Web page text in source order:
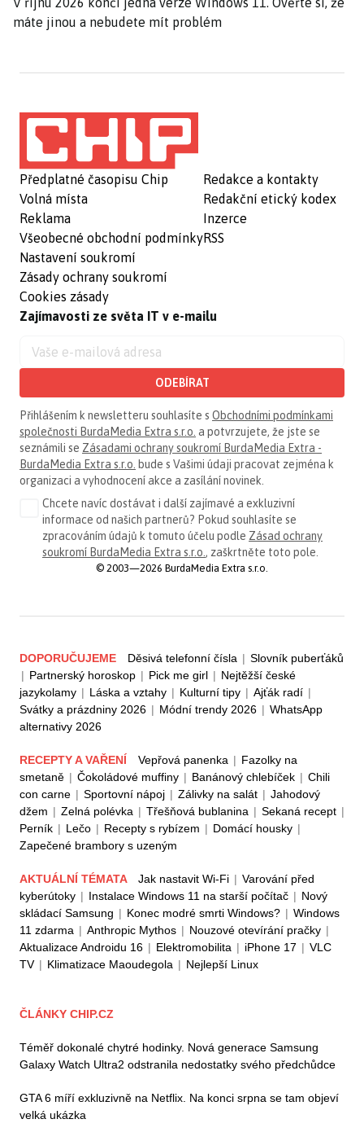
máte jinou a nebudete mít problém
Předplatné časopisu Chip
Volná místa
Reklama
Všeobecné obchodní podmínky
Nastavení soukromí
Zásady ochrany soukromí
Cookies zásady
Redakce a kontakty
Redakční etický kodex
Inzerce
RSS
Zajímavosti ze světa IT v e-mailu
ODEBÍRAT
Přihlášením k newsletteru souhlasíte s Obchodními podmínkami
společnosti BurdaMedia Extra s.r.o. a potvrzujete, že jste se
seznámili se Zásadami ochrany soukromí BurdaMedia Extra -
BurdaMedia Extra s.r.o. bude s Vašimi údaji pracovat zejména k
organizaci a vyhodnocení akce a zasílání novinek.
Chcete navíc dostávat i další zajímavé a exkluzivní
informace od našich partnerů? Pokud souhlasíte se
zpracováním údajů k tomuto účelu podle Zásad ochrany
soukromí BurdaMedia Extra s.r.o., zaškrtněte toto pole.
© 2003—2026 BurdaMedia Extra s.r.o.
DOPORUČUJEME Děsivá telefonní čísla | Slovník puberťáků
| Partnerský horoskop | Pick me girl | Nejtěžší české
jazykolamy | Láska a vztahy | Kulturní tipy | Ajťák radí |
Svátky a prázdniny 2026 | Módní trendy 2026 | WhatsApp
alternativy 2026
RECEPTY A VAŘENÍ Vepřová panenka | Fazolky na
smetaně | Čokoládové muffiny | Banánový chlebíček | Chili
con carne | Sportovní nápoj | Zálivky na salát | Jahodový
džem | Zelná polévka | Třešňová bublanina | Sekaná recept |
Perník | Lečo | Recepty s rybízem | Domácí housky |
Zapečené brambory s uzeným
AKTUÁLNÍ TÉMATA Jak nastavit Wi-Fi | Varování před
kyberútoky | Instalace Windows 11 na starší počítač | Nový
skládací Samsung | Konec modré smrti Windows? | Windows
11 zdarma | Anthropic Mythos | Nouzové otevírání pračky |
Aktualizace Androidu 16 | Elektromobilita | iPhone 17 | VLC
TV | Klimatizace Maoudegola | Nejlepší Linux
ČLÁNKY CHIP.CZ
Téměř dokonalé chytré hodinky. Nová generace Samsung
Galaxy Watch Ultra2 odstranila nedostatky svého předchůdce
GTA 6 míří exkluzivně na Netflix. Na konci srpna se tam objeví
velká ukázka